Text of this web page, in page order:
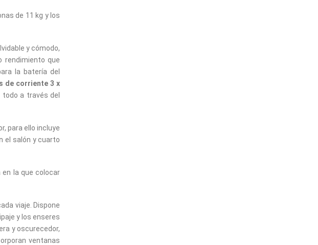
de 11 kg y los
y cómodo,
rendimiento que
la batería del
de corriente 3 x
todo a través del
para ello incluye
el salón y cuarto
la que colocar
viaje. Dispone
y los enseres
y oscurecedor,
ventanas